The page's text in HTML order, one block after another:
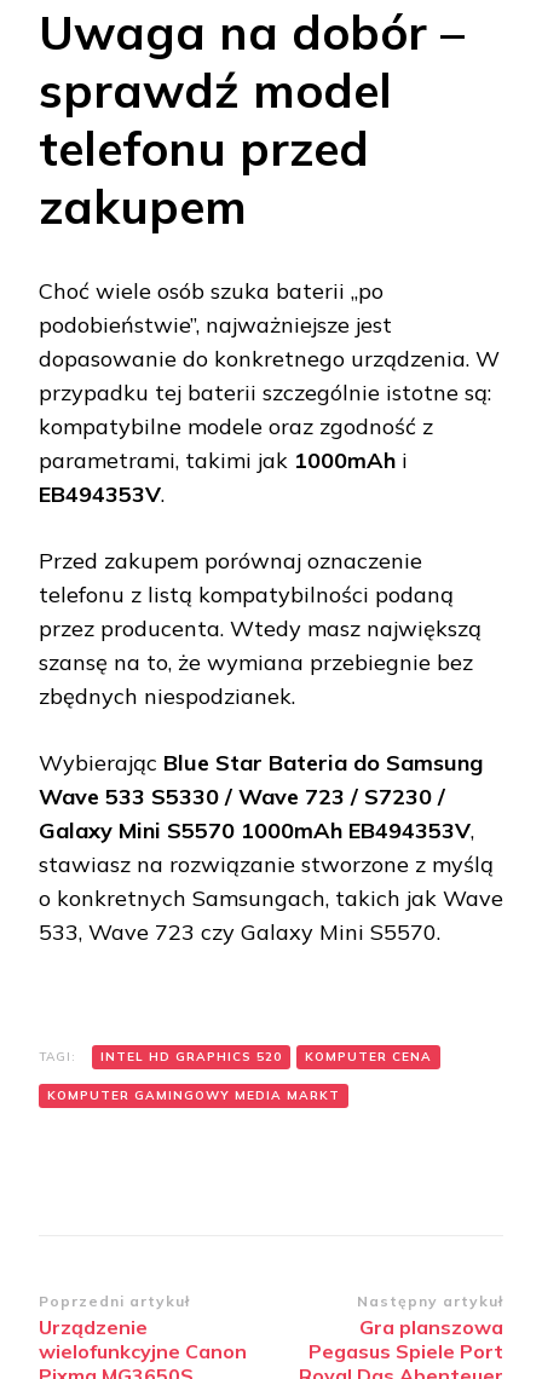
Uwaga na dobór –
sprawdź model
telefonu przed
zakupem
Choć wiele osób szuka baterii „po
podobieństwie”, najważniejsze jest
dopasowanie do konkretnego urządzenia. W
przypadku tej baterii szczególnie istotne są:
kompatybilne modele oraz zgodność z
parametrami, takimi jak 1000mAh i
EB494353V.
Przed zakupem porównaj oznaczenie
telefonu z listą kompatybilności podaną
przez producenta. Wtedy masz największą
szansę na to, że wymiana przebiegnie bez
zbędnych niespodzianek.
Wybierając Blue Star Bateria do Samsung
Wave 533 S5330 / Wave 723 / S7230 /
Galaxy Mini S5570 1000mAh EB494353V,
stawiasz na rozwiązanie stworzone z myślą
o konkretnych Samsungach, takich jak Wave
533, Wave 723 czy Galaxy Mini S5570.
TAGI: INTEL HD GRAPHICS 520 KOMPUTER CENA
KOMPUTER GAMINGOWY MEDIA MARKT
Zobacz
wpisy
Poprzedni artykuł
Urządzenie
wielofunkcyjne Canon
Następny artykuł
Gra planszowa
Pegasus Spiele Port